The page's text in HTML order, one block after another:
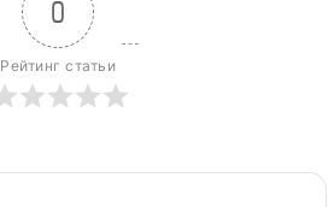
0
Рейтинг статьи